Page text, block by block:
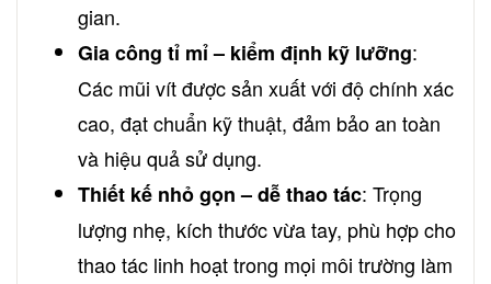
gian.
Gia công tỉ mỉ – kiểm định kỹ lưỡng:
Các mũi vít được sản xuất với độ chính xác
cao, đạt chuẩn kỹ thuật, đảm bảo an toàn
và hiệu quả sử dụng.
Thiết kế nhỏ gọn – dễ thao tác: Trọng
lượng nhẹ, kích thước vừa tay, phù hợp cho
thao tác linh hoạt trong mọi môi trường làm